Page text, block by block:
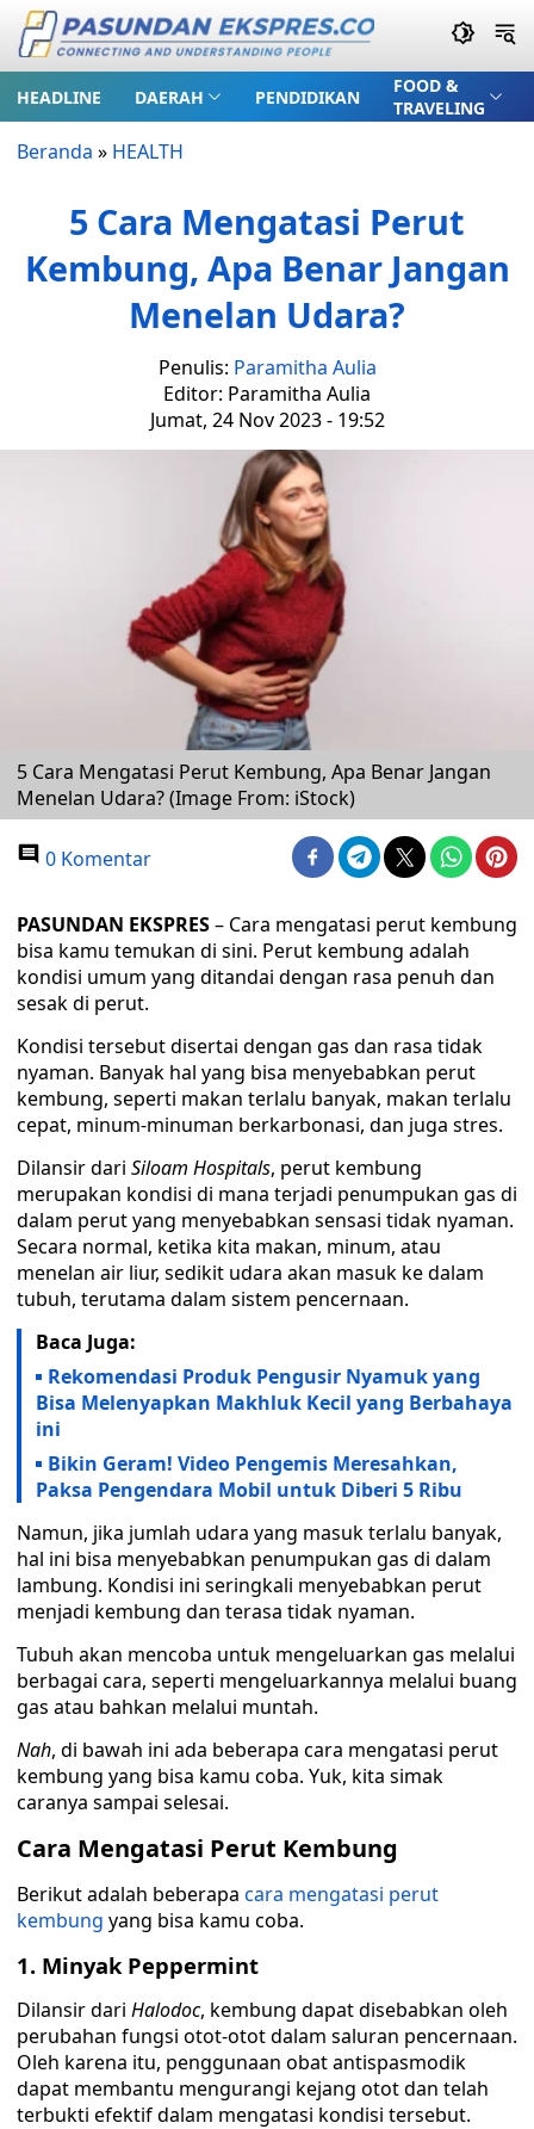
HEADLINE DAERAH PENDIDIKAN
FOOD &
TRAVELING
Beranda » HEALTH
5 Cara Mengatasi Perut
Kembung, Apa Benar Jangan
Menelan Udara?
Penulis: Paramitha Aulia
Editor: Paramitha Aulia
Jumat, 24 Nov 2023 - 19:52
5 Cara Mengatasi Perut Kembung, Apa Benar Jangan
Menelan Udara? (Image From: iStock)
0 Komentar
PASUNDAN EKSPRES– Cara mengatasi perut kembung
bisa kamu temukan di sini. Perut kembung adalah
kondisi umum yang ditandai dengan rasa penuh dan
sesak di perut.
Kondisi tersebut disertai dengan gas dan rasa tidak
nyaman. Banyak hal yang bisa menyebabkan perut
kembung, seperti makan terlalu banyak, makan terlalu
cepat, minum-minuman berkarbonasi, dan juga stres.
Dilansir dari Siloam Hospitals, perut kembung
merupakan kondisi di mana terjadi penumpukan gas di
dalam perut yang menyebabkan sensasi tidak nyaman.
Secara normal, ketika kita makan, minum, atau
menelan air liur, sedikit udara akan masuk ke dalam
tubuh, terutama dalam sistem pencernaan.
Baca Juga:
Rekomendasi Produk Pengusir Nyamuk yang
Bisa Melenyapkan Makhluk Kecil yang Berbahaya
ini
Bikin Geram! Video Pengemis Meresahkan,
Paksa Pengendara Mobil untuk Diberi 5 Ribu
Namun, jika jumlah udara yang masuk terlalu banyak,
hal ini bisa menyebabkan penumpukan gas di dalam
lambung. Kondisi ini seringkali menyebabkan perut
menjadi kembung dan terasa tidak nyaman.
Tubuh akan mencoba untuk mengeluarkan gas melalui
berbagai cara, seperti mengeluarkannya melalui buang
gas atau bahkan melalui muntah.
Nah, di bawah ini ada beberapa cara mengatasi perut
kembung yang bisa kamu coba. Yuk, kita simak
caranya sampai selesai.
Cara Mengatasi Perut Kembung
Berikut adalah beberapa cara mengatasi perut
kembung yang bisa kamu coba.
1. Minyak Peppermint
Dilansir dari Halodoc, kembung dapat disebabkan oleh
perubahan fungsi otot-otot dalam saluran pencernaan.
Oleh karena itu, penggunaan obat antispasmodik
dapat membantu mengurangi kejang otot dan telah
terbukti efektif dalam mengatasi kondisi tersebut.